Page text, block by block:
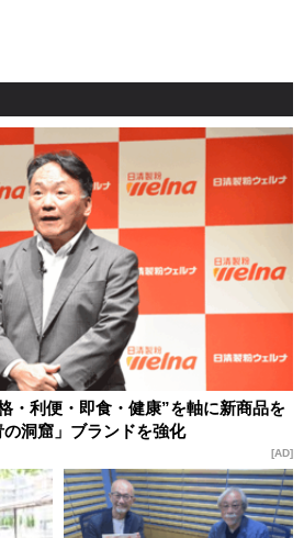
・利便・即食・健康”を軸に新商品を
洞窟」ブランドを強化
AD